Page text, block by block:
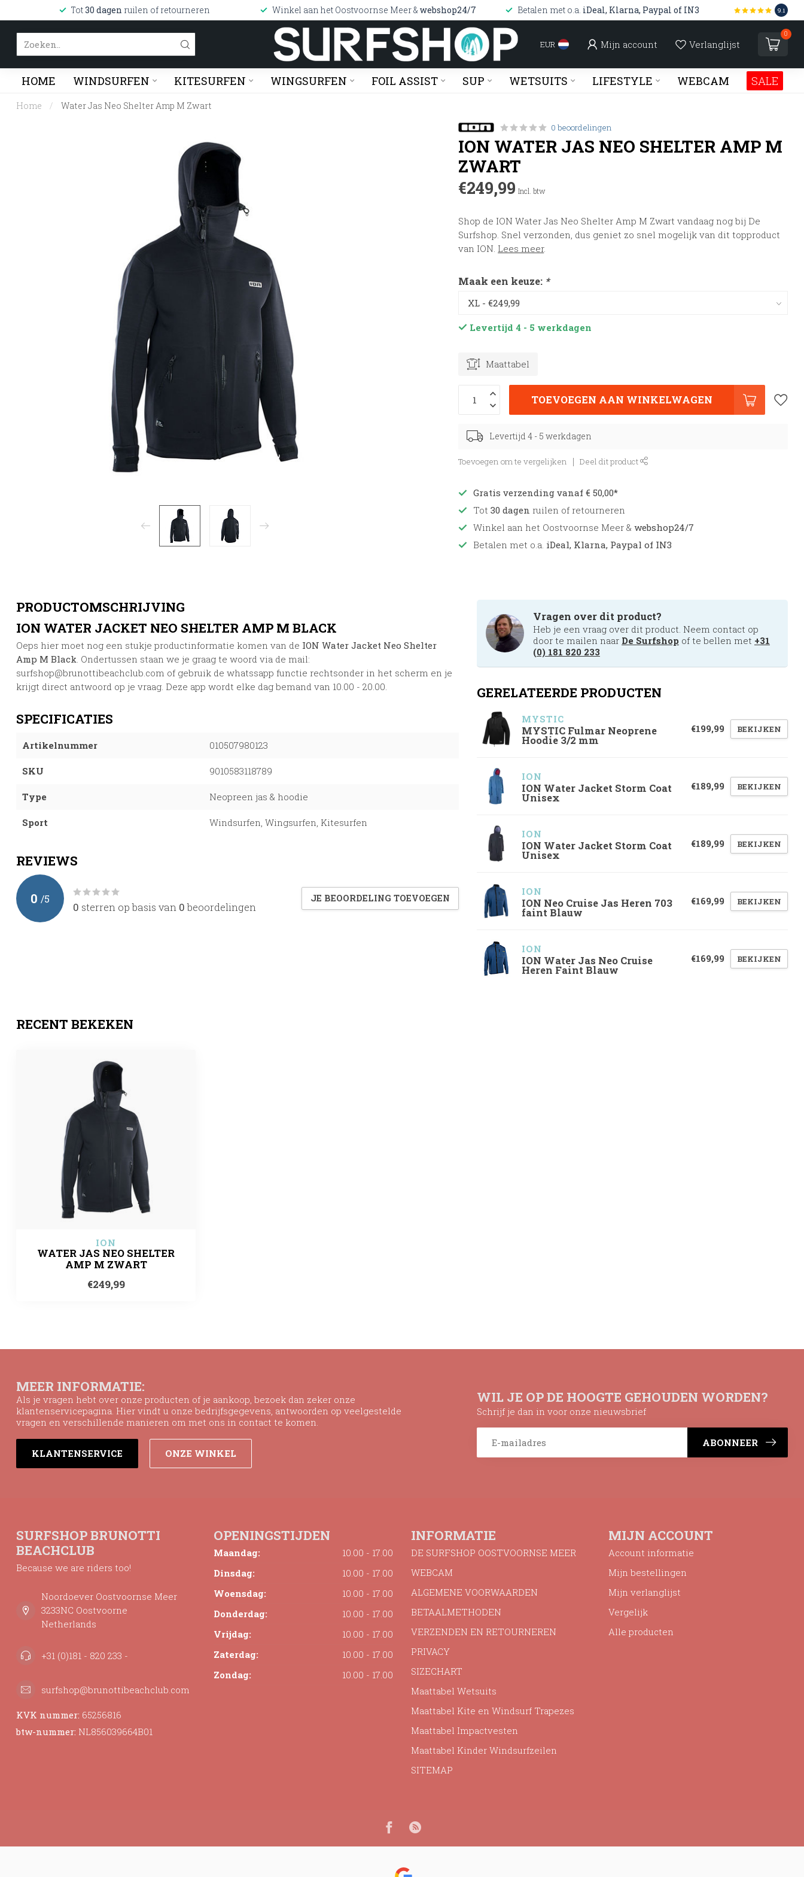
Tot30 dagen ruilen of retourneren Winkel aan het Oostvoornse Meer & webshop24/7 Betalen met o.a. iDeal, Klarna, Paypal of IN3 9.1
EUR Mijn account Verlanglijst
0
HOME WINDSURFEN KITESURFEN WINGSURFEN FOIL ASSIST SUP WETSUITS LIFESTYLE WEBCAM SALE
Home / Water Jas Neo Shelter Amp M Zwart
0 beoordelingen
ION WATER JAS NEO SHELTER AMP M
ZWART
€249,99 Incl. btw
Shop de ION Water Jas Neo Shelter Amp M Zwart vandaag nog bij De
Surfshop. Snel verzonden, dus geniet zo snel mogelijk van dit topproduct
van ION. Lees meer.
Maak een keuze: *
Levertijd 4 - 5 werkdagen
Maattabel
TOEVOEGEN AAN WINKELWAGEN
Levertijd 4 - 5 werkdagen
Toevoegen om te vergelijken Deel dit product
Gratis verzending vanaf € 50,00*
Tot30 dagen ruilen of retourneren
Winkel aan het Oostvoornse Meer &webshop24/7
Betalen met o.a. iDeal, Klarna, Paypal of IN3
PRODUCTOMSCHRIJVING
ION WATER JACKET NEO SHELTER AMP M BLACK
Oeps hier moet nog een stukje productinformatie komen van de ION Water Jacket Neo Shelter
Amp M Black. Ondertussen staan we je graag te woord via de mail:
surfshop@brunottibeachclub.com of gebruik de whatssapp functie rechtsonder in het scherm en je
krijgt direct antwoord op je vraag. Deze app wordt elke dag bemand van 10.00 - 20.00.
SPECIFICATIES
Artikelnummer 010507980123
SKU 9010583118789
Type Neopreen jas & hoodie
Sport Windsurfen, Wingsurfen, Kitesurfen
REVIEWS
0 /5
0 sterren op basis van 0beoordelingen
JE BEOORDELING TOEVOEGEN
Vragen over dit product?
Heb je een vraag over dit product. Neem contact op
door te mailen naar De Surfshop of te bellen met +31
(0) 181 820 233
GERELATEERDE PRODUCTEN
MYSTIC
MYSTIC Fulmar Neoprene
Hoodie 3/2 mm
€199,99 BEKIJKEN
ION
ION Water Jacket Storm Coat
Unisex
€189,99 BEKIJKEN
ION
ION Water Jacket Storm Coat
Unisex
€189,99 BEKIJKEN
ION
ION Neo Cruise Jas Heren 703
faint Blauw
€169,99 BEKIJKEN
ION
ION Water Jas Neo Cruise
Heren Faint Blauw
€169,99 BEKIJKEN
RECENT BEKEKEN
ION
WATER JAS NEO SHELTER
AMP M ZWART
€249,99
MEER INFORMATIE:
Als je vragen hebt over onze producten of je aankoop, bezoek dan zeker onze
klantenservicepagina. Hier vindt u onze bedrijfsgegevens, antwoorden op veelgestelde
vragen en verschillende manieren om met ons in contact te komen.
KLANTENSERVICE ONZE WINKEL
WIL JE OP DE HOOGTE GEHOUDEN WORDEN?
Schrijf je dan in voor onze nieuwsbrief
ABONNEER
SURFSHOP BRUNOTTI
BEACHCLUB
Because we are riders too!
Noordoever Oostvoornse Meer
3233NC Oostvoorne
Netherlands
+31 (0)181 - 820 233 -
surfshop@brunottibeachclub.com
KVK nummer: 65256816
btw-nummer: NL856039664B01
OPENINGSTIJDEN
Maandag:
10.00 - 17.00
Dinsdag:
10.00 - 17.00
Woensdag:
10.00 - 17.00
Donderdag:
10.00 - 17.00
Vrijdag:
10.00 - 17.00
Zaterdag:
10.00 - 17.00
Zondag:
10.00 - 17.00
INFORMATIE
DE SURFSHOP OOSTVOORNSE MEER
WEBCAM
ALGEMENE VOORWAARDEN
BETAALMETHODEN
VERZENDEN EN RETOURNEREN
PRIVACY
SIZECHART
Maattabel Wetsuits
Maattabel Kite en Windsurf Trapezes
Maattabel Impactvesten
Maattabel Kinder Windsurfzeilen
SITEMAP
MIJN ACCOUNT
Account informatie
Mijn bestellingen
Mijn verlanglijst
Vergelijk
Alle producten